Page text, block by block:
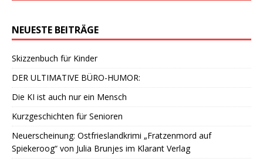
NEUESTE BEITRÄGE
Skizzenbuch für Kinder
DER ULTIMATIVE BÜRO-HUMOR:
Die KI ist auch nur ein Mensch
Kurzgeschichten für Senioren
Neuerscheinung: Ostfrieslandkrimi „Fratzenmord auf
Spiekeroog“ von Julia Brunjes im Klarant Verlag